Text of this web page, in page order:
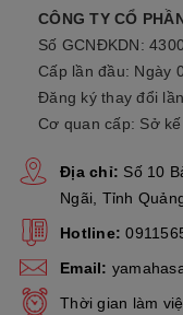
CÔNG TY CỔ
Số GCNĐKDN:
Cấp lần đầu: Ngày
Đăng ký thay đổi
Cơ quan cấp: Sở
Địa chỉ: Số 10
Ngãi, Tỉnh
Hotline:
Email:
Thời gian làm